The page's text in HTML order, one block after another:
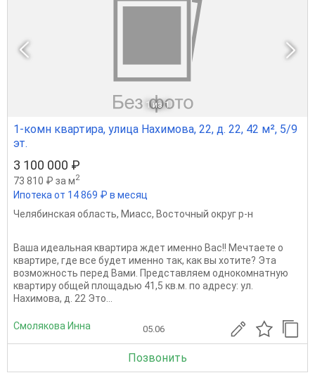
1 из 1
1-комн квартира, улица Нахимова, 22, д. 22, 42 м², 5/9
эт.
3 100 000 ₽
73 810 ₽ за м2
Ипотека от 14 869 ₽ в месяц
Челябинская область, Миасс, Восточный округ р-н
Ваша идеальная квартира ждет именно Вас!! Мечтаете о
квартире, где все будет именно так, как вы хотите? Эта
возможность перед Вами. Представляем однокомнатную
квартиру общей площадью 41,5 кв.м. по адресу: ул.
Нахимова, д. 22 Это...
Смолякова Инна 05.06
Позвонить